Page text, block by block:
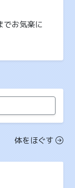
お気楽に
体をほぐす